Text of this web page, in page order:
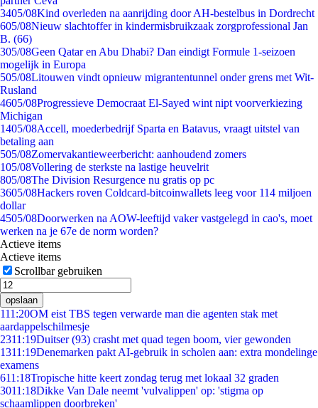
3405/08Kind overleden na aanrijding door AH-bestelbus in Dordrecht
605/08Nieuw slachtoffer in kindermisbruikzaak zorgprofessional Jan
B. (66)
305/08Geen Qatar en Abu Dhabi? Dan eindigt Formule 1-seizoen
mogelijk in Europa
505/08Litouwen vindt opnieuw migrantentunnel onder grens met Wit-
Rusland
4605/08Progressieve Democraat El-Sayed wint nipt voorverkiezing
Michigan
1405/08Accell, moederbedrijf Sparta en Batavus, vraagt uitstel van
betaling aan
505/08Zomervakantieweerbericht: aanhoudend zomers
105/08Vollering de sterkste na lastige heuvelrit
805/08The Division Resurgence nu gratis op pc
3605/08Hackers roven Coldcard-bitcoinwallets leeg voor 114 miljoen
dollar
4505/08Doorwerken na AOW-leeftijd vaker vastgelegd in cao's, moet
werken na je 67e de norm worden?
Actieve items
Actieve items
Scrollbar gebruiken
opslaan
111:20OM eist TBS tegen verwarde man die agenten stak met
aardappelschilmesje
2311:19Duitser (93) crasht met quad tegen boom, vier gewonden
1311:19Denemarken pakt AI-gebruik in scholen aan: extra mondelinge
examens
611:18Tropische hitte keert zondag terug met lokaal 32 graden
3011:18Dikke Van Dale neemt 'vulvalippen' op: 'stigma op
schaamlippen doorbreken'